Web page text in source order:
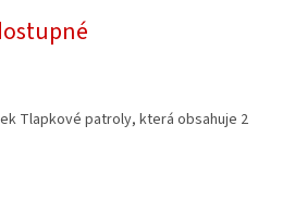
Tlapkové patroly, která obsahuje 2